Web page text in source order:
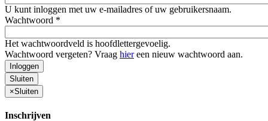
U kunt inloggen met uw e-mailadres of uw gebruikersnaam.
Wachtwoord *
Het wachtwoordveld is hoofdlettergevoelig.
Wachtwoord vergeten? Vraag hiereen nieuw wachtwoord aan.
Inloggen
Sluiten
×Sluiten
Inschrijven